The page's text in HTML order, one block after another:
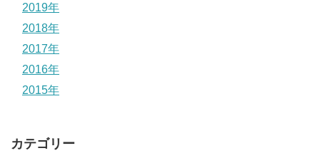
2019年
2018年
2017年
2016年
2015年
カテゴリー